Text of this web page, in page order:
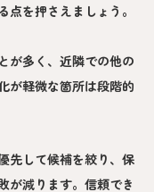
を押さえましょう。
が多く、近隣での他の
が軽微な箇所は段階的
先して候補を絞り、保
が減ります。信頼でき